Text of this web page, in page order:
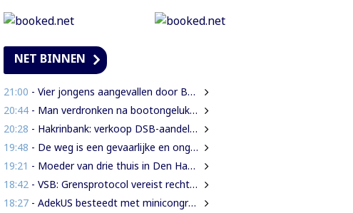
NET BINNEN
21:00 - Vier jongens aangevallen door Braziliaanse bijen tijdens leguanenjacht
20:44- Man verdronken na bootongeluk op Coesewijnerivier
20:28 - Hakrinbank: verkoop DSB-aandelen is strategische keuze
19:48 - De weg is een gevaarlijke en ongezonde plek
19:21 - Moeder van drie thuis in Den Haag doodgeschoten; verdachte ex-partner opgepakt na vluchten
18:42 - VSB: Grensprotocol vereist rechtszekerheid en harde waarborgen
18:27- AdekUS besteedt met minicongres aandacht aan cultureel erfgoed